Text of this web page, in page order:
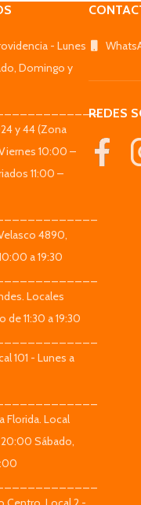
- Lunes
Domingo y
y 44 (Zona
10:00 –
11:00 –
4890,
a 19:30
Locales
de 11:30 a 19:30
101 - Lunes a
Florida. Local
Sábado,
REDES